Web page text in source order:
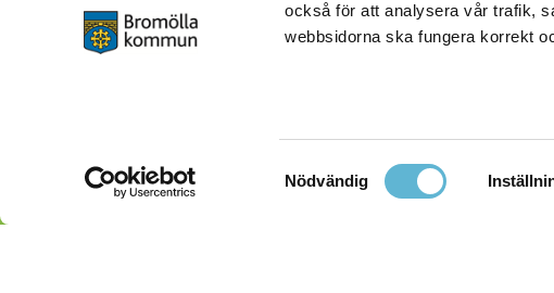
också för att analysera vår trafik,
webbsidorna ska fungera korrekt
Samtyckesval
Nödvändig